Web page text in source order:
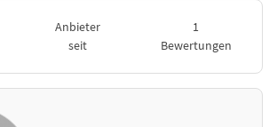
Anbieter
seit
1
Bewertungen